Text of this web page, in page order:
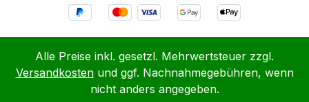
Alle Preise inkl. gesetzl. Mehrwertsteuer zzgl.
Versandkostenund ggf. Nachnahmegebühren, wenn
nicht anders angegeben.